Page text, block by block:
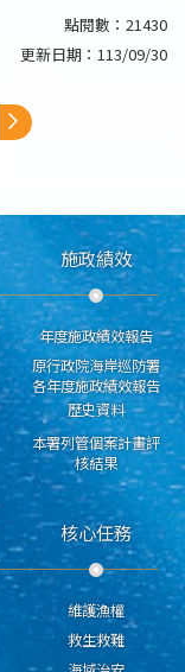
點閱數： 21430
更新日期： 113/09/30
施政績效
年度施政績效報告
原行政院海岸巡防署
各年度施政績效報告
歷史資料
本署列管個案計畫評
核結果
核心任務
維護漁權
救生救難